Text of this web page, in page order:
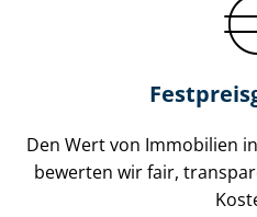
Den Wert von Immobilien
bewerten wir fair,